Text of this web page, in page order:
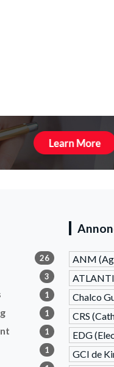
26
3
1
1
1
1
ANM
Chalco
CRS
EDG
GCI de